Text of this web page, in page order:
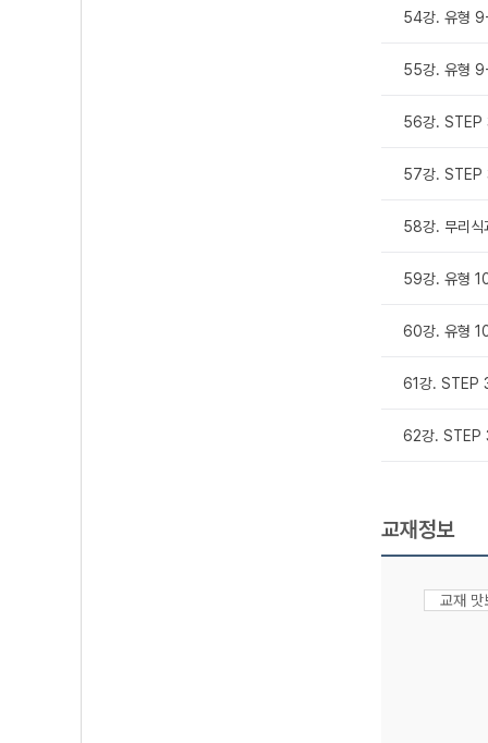
54강. 유형
55강. 유형
56강.
57강.
58강. 무리식
59강. 유형
60강. 유형
61강. STEP
62강. STEP
교재정보
교재